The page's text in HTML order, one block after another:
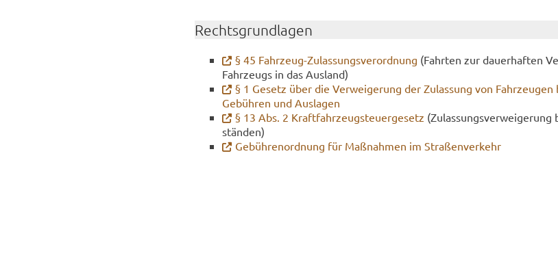
Rechts­grund­la­gen
§ 45 Fahrzeug-​Zulassungsverordnung (Fahr­ten zur dau­er­haf­ten
Fahr­zeugs in das Aus­land)
§ 1 Ge­setz über die Ver­wei­ge­rung der Zu­las­sung von Fahr­zeu­gen
Ge­büh­ren und Aus­la­gen
§ 13 Abs. 2 Kraft­fahr­zeug­steu­er­ge­setz
stän­den)
Ge­büh­ren­ord­nung für Maß­nah­men im Stra­ßen­ver­kehr